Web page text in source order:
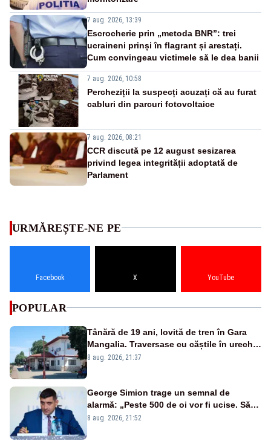
7 aug. 2026, 13:39
Escrocherie prin „metoda BNR”: trei
ucraineni prinși în flagrant și arestați.
Cum convingeau victimele să le dea banii
7 aug. 2026, 10:58
Percheziții la suspecți acuzați că au furat
cabluri din parcuri fotovoltaice
7 aug. 2026, 08:21
CCR discută pe 12 august sesizarea
privind legea integrității adoptată de
Parlament
URMĂREȘTE-NE PE
Facebook X YouTube
POPULAR
Tânără de 19 ani, lovită de tren în Gara
Mangalia. Traversase cu căștile în urechi
liniile printr-un loc nepermis
8 aug. 2026, 21:37
George Simion trage un semnal de
alarmă: „Peste 500 de oi vor fi ucise. Să
vedem dacă ciobanii vor fi despăgubiți”
8 aug. 2026, 21:52